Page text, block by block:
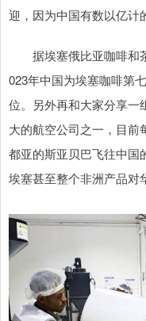
迎，因为中国有数以亿计
据埃塞俄比亚咖啡和
023年中国为埃塞咖啡第
位。另外再和大家分享一
大的航空公司之一，目前
都亚的斯亚贝巴飞往中国
埃塞甚至整个非洲产品对